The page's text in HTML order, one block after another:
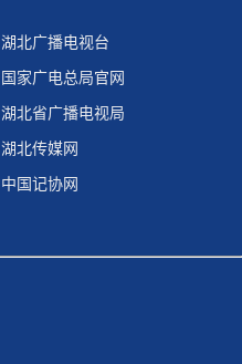
湖北广播电视台
国家广电总局官网
湖北省广播电视局
湖北传媒网
中国记协网